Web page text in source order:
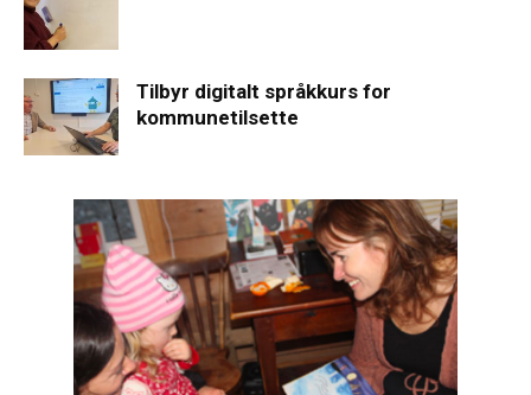
Tilbyr digitalt språkkurs for
kommunetilsette